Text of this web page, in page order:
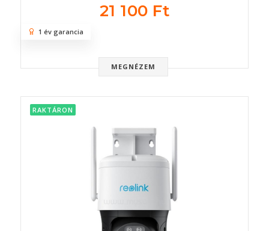
21 100 Ft
MEGNÉZEM
1 év garancia
RAKTÁRON